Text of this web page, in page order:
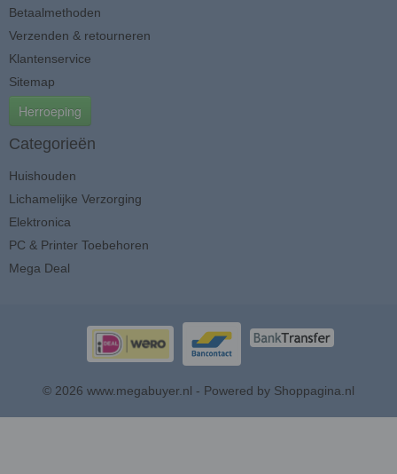
Betaalmethoden
Verzenden & retourneren
Klantenservice
Sitemap
Herroeping
Categorieën
Huishouden
Lichamelijke Verzorging
Elektronica
PC & Printer Toebehoren
Mega Deal
© 2026 www.megabuyer.nl - Powered by Shoppagina.nl